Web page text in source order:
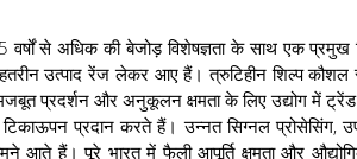
से अधिक की बेजोड़ विशेषज्ञता के साथ एक प्रमुख
उत्पाद रेंज लेकर आए हैं। त्रुटिहीन शिल्प कौशल से
मजबूत प्रदर्शन और अनुकूलन क्षमता के लिए उद्योग में
टिकाऊपन प्रदान करते हैं। उन्नत सिग्नल प्रोसेसिंग,
आते हैं। पूरे भारत में फैली आपूर्ति क्षमता और